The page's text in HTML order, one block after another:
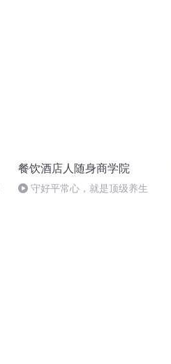
餐饮酒店人随身商学院
守好平常心，就是顶级养生